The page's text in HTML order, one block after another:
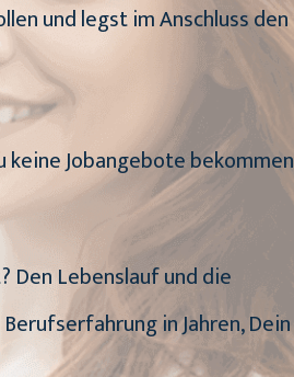
und legst im Anschluss den
keine Jobangebote bekommen
Den Lebenslauf und die
in Jahren, Dein